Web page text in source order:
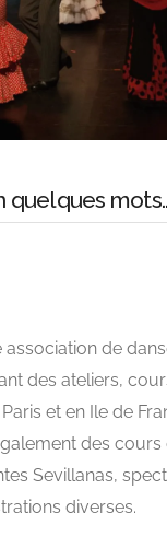
quelques
association de
des ateliers,
et en Ile de
des cours
Sevillanas,
diverses.